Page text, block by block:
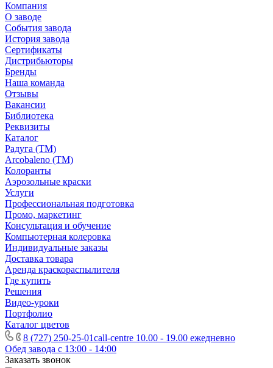
Компания
О заводе
События завода
История завода
Сертификаты
Дистрибьюторы
Бренды
Наша команда
Отзывы
Вакансии
Библиотека
Реквизиты
Каталог
Радуга (ТМ)
Arcobaleno (ТМ)
Колоранты
Аэрозольные краски
Услуги
Профессиональная подготовка
Промо, маркетинг
Консультация и обучение
Компьютерная колеровка
Индивидуальные заказы
Доставка товара
Аренда краскораспылителя
Где купить
Решения
Видео-уроки
Портфолио
Каталог цветов
8 (727) 250-25-01call-centre 10.00 - 19.00 ежедневно
Обед завода с 13:00 - 14:00
Заказать звонок